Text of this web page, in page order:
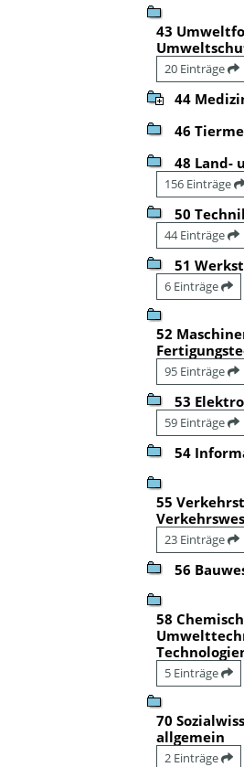
43
20 Einträge
44
46
48 Land-
156 Einträge
50
44 Einträge
51
6 Einträge
52
95 Einträge
53
59 Einträge
54
55
23 Einträge
56
58
5 Einträge
70
allgemein
2 Einträge